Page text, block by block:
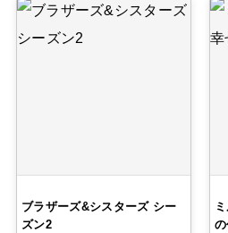
ブラザーズ&シスターズ シー
ズン2